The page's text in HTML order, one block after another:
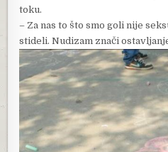
toku.
– Za nas to što smo goli nije
stideli. Nudizam znači